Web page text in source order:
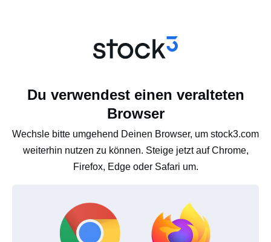
Du verwendest einen veralteten
Browser
Wechsle bitte umgehend Deinen Browser, um stock3.com
weiterhin nutzen zu können. Steige jetzt auf Chrome,
Firefox, Edge oder Safari um.